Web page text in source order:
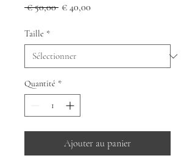
€ 50,00 Prix
€ 40,00
Taille *
Quantité *
Ajouter au panier